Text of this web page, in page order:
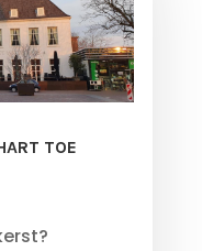
TOE